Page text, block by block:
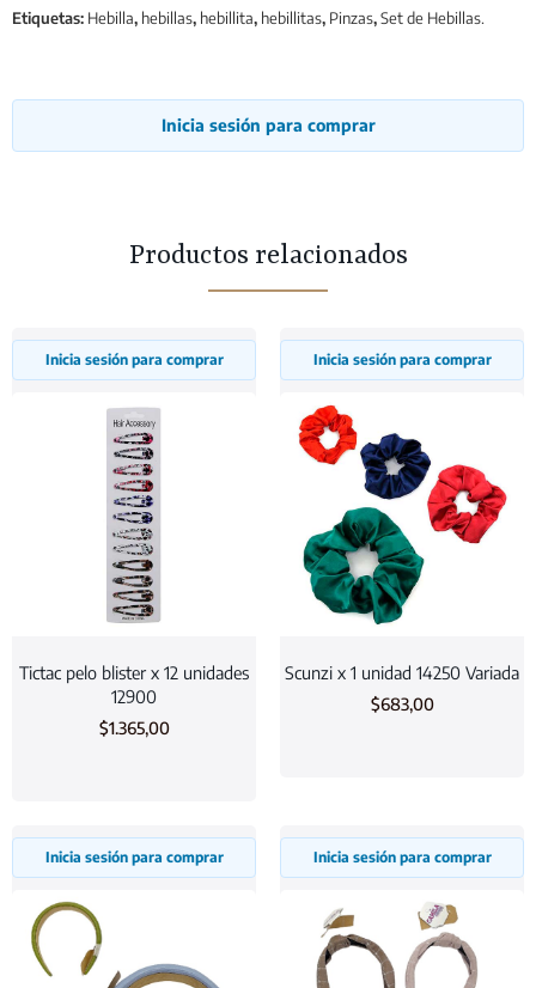
Etiquetas: Hebilla, hebillas, hebillita, hebillitas, Pinzas,Set de Hebillas.
Inicia sesión para comprar
Productos relacionados
Inicia sesión para comprar
Tictac pelo blister x 12 unidades
12900
$1.365,00
Inicia sesión para comprar
Scunzi x 1 unidad 14250 Variada
$683,00
Inicia sesión para comprar Inicia sesión para comprar